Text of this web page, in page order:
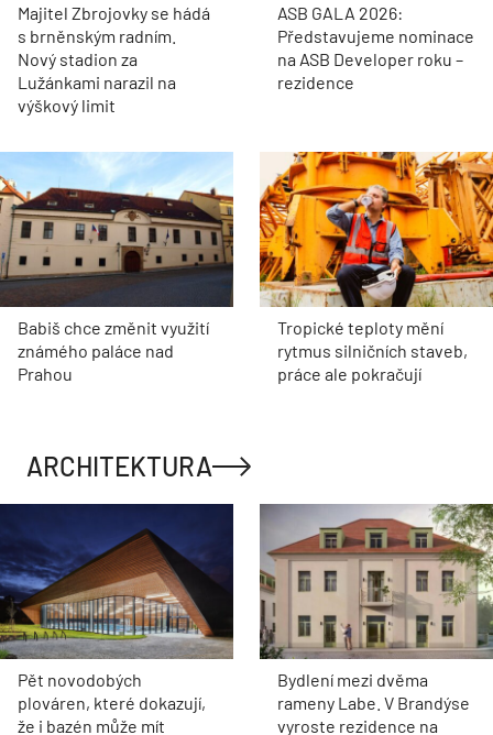
Majitel Zbrojovky se hádá
s brněnským radním.
Nový stadion za
Lužánkami narazil na
výškový limit
ASB GALA 2026:
Představujeme nominace
na ASB Developer roku –
rezidence
Babiš chce změnit využití
známého paláce nad
Prahou
Tropické teploty mění
rytmus silničních staveb,
práce ale pokračují
ARCHITEKTURA
Pět novodobých
plováren, které dokazují,
že i bazén může mít
Bydlení mezi dvěma
rameny Labe. V Brandýse
vyroste rezidence na